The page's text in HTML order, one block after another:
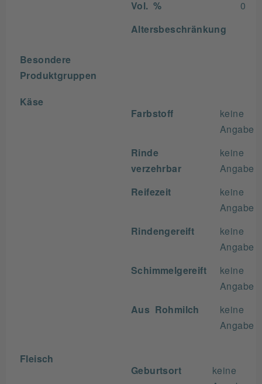
Vol. % 0
Altersbeschränkung
Besondere
Produktgruppen
Käse
Farbstoff
keine
Angabe
Rinde
verzehrbar
keine
Angabe
Reifezeit
keine
Angabe
Rindengereift
keine
Angabe
Schimmelgereift
keine
Angabe
Aus Rohmilch
keine
Angabe
Fleisch
Geburtsort
keine